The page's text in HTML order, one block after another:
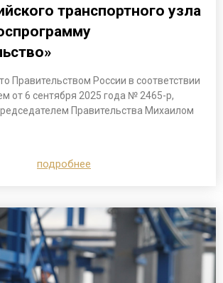
транспортного узла
Правительством России в соответствии
от 6 сентября 2025 года № 2465-р,
Правительства Михаилом
подробнее